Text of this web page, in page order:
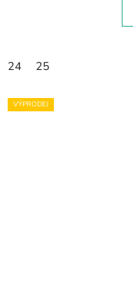
24 25
VÝPRODEJ